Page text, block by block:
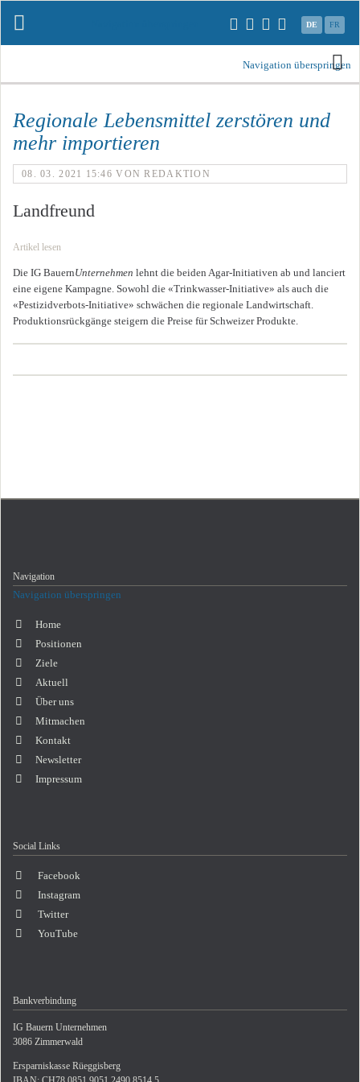
DE FR
Navigation überspringen
Regionale Lebensmittel zerstören und
mehr importieren
08. 03. 2021 15:46 VON REDAKTION
Landfreund
Artikel lesen
Die IG BauernUnternehmen lehnt die beiden Agar-Initiativen ab und lanciert
eine eigene Kampagne. Sowohl die «Trinkwasser-Initiative» als auch die
«Pestizidverbots-Initiative» schwächen die regionale Landwirtschaft.
Produktionsrückgänge steigern die Preise für Schweizer Produkte.
Navigation
Navigation überspringen
Home
Positionen
Ziele
Aktuell
Über uns
Mitmachen
Kontakt
Newsletter
Impressum
Social Links
Facebook
Instagram
Twitter
YouTube
Bankverbindung
IG Bauern Unternehmen
3086 Zimmerwald
Ersparniskasse Rüeggisberg